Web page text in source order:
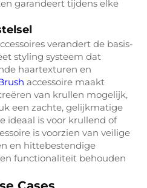
garandeert tijdens elke
verandert de basis-
styling systeem dat
haartexturen en
accessoire maakt
van krullen mogelijk,
een zachte, gelijkmatige
ideaal is voor krullend of
is voorzien van veilige
en hittebestendige
functionaliteit behouden